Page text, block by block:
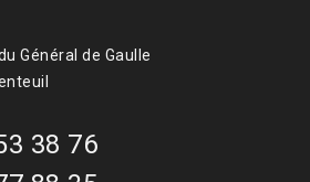
Général de Gaulle
38 76